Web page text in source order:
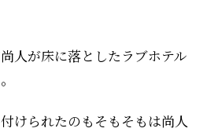
人が床に落としたラブホテル
けられたのもそもそもは尚人